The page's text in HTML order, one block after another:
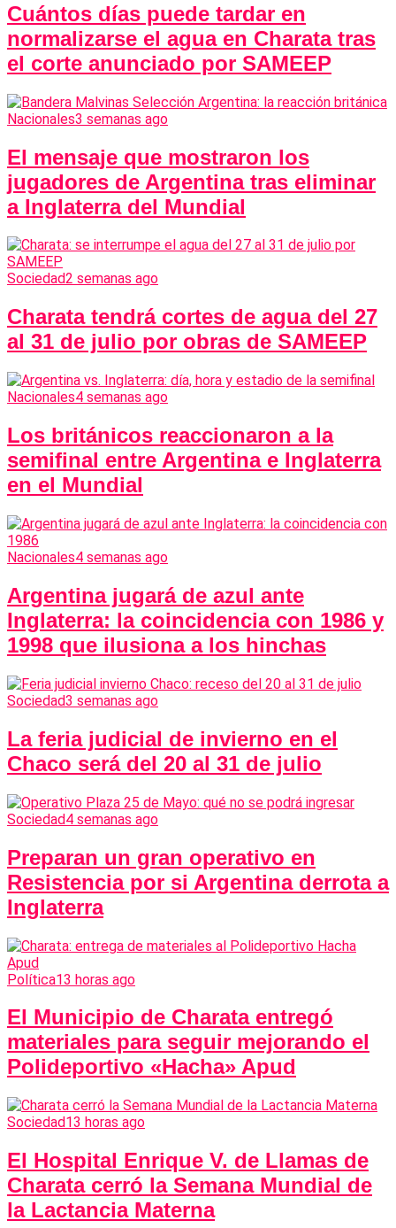
Cuántos días puede tardar en
normalizarse el agua en Charata tras
el corte anunciado por SAMEEP
Nacionales3 semanas ago
El mensaje que mostraron los
jugadores de Argentina tras eliminar
a Inglaterra del Mundial
Sociedad2 semanas ago
Charata tendrá cortes de agua del 27
al 31 de julio por obras de SAMEEP
Nacionales4 semanas ago
Los británicos reaccionaron a la
semifinal entre Argentina e Inglaterra
en el Mundial
Nacionales4 semanas ago
Argentina jugará de azul ante
Inglaterra: la coincidencia con 1986 y
1998 que ilusiona a los hinchas
Sociedad3 semanas ago
La feria judicial de invierno en el
Chaco será del 20 al 31 de julio
Sociedad4 semanas ago
Preparan un gran operativo en
Resistencia por si Argentina derrota a
Inglaterra
Política13 horas ago
El Municipio de Charata entregó
materiales para seguir mejorando el
Polideportivo «Hacha» Apud
Sociedad13 horas ago
El Hospital Enrique V. de Llamas de
Charata cerró la Semana Mundial de
la Lactancia Materna